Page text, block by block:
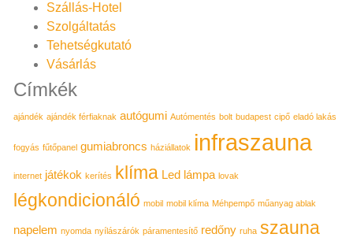
Szállás-Hotel
Szolgáltatás
Tehetségkutató
Vásárlás
Címkék
ajándék ajándék férfiaknak autógumi Autómentés bolt budapest cipő eladó lakás
fogyás fűtőpanel gumiabroncs háziállatok infraszauna
internet játékok kerítés klíma Led lámpa lovak
légkondicionáló mobil mobil klíma Méhpempő műanyag ablak
napelem nyomda nyílászárók páramentesítő redőny ruha szauna